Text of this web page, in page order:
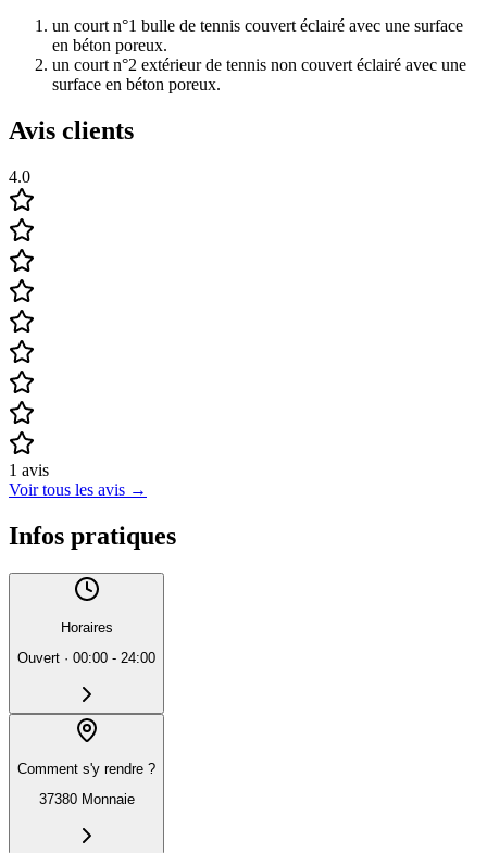
un court n°1 bulle de tennis couvert éclairé avec une surface
en béton poreux.
un court n°2 extérieur de tennis non couvert éclairé avec une
surface en béton poreux.
Avis clients
4.0
1 avis
Voir tous les avis →
Infos pratiques
Horaires
Ouvert · 00:00 - 24:00
Comment s'y rendre ?
37380 Monnaie